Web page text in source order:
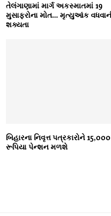
તેલંગાણામાં માર્ગ અકસ્માતમાં 19
મુસાફરોના મોત… મૃત્યુઆંક
શક્યતા
બિહારના નિવૃત્ત પત્રકારોને 15,000
રૂપિયા પેન્શન મળશે